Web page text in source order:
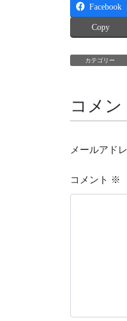
Facebook
Copy
カテゴリー
コメ
メールアド
コメント ※